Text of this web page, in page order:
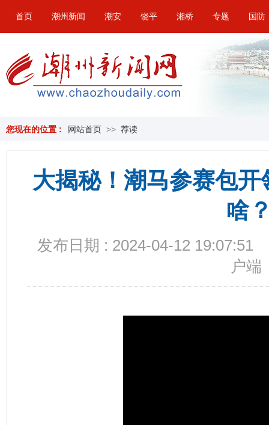
首页 潮州新闻 潮安 饶平 湘桥 专题 国防
您现在的位置 : 网站首页 >> 荐读
大揭秘！潮马参赛包
啥
发布日期 : 2024-04-12 19:07:51
户端